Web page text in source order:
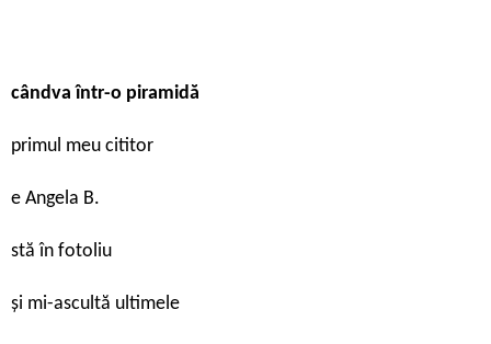
cândva într-o piramidă
primul meu cititor
e Angela B.
stă în fotoliu
și mi-ascultă ultimele